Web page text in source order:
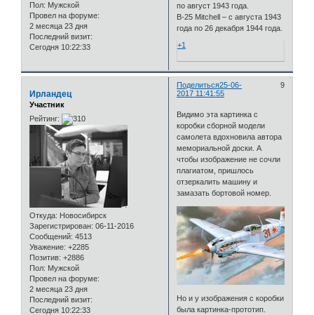
Пол: Мужской
Провел на форуме:
2 месяца 23 дня
Последний визит:
Сегодня 10:22:33
по август 1943 года.
B-25 Mitchell – с августа 1943
года по 26 декабря 1944 года.
+1
Поделиться 9
25-06-
2017 11:41:55
Ирландец
Участник
Рейтинг:
Откуда: Новосибирск
Зарегистрирован: 06-11-2016
Сообщений: 4513
Уважение: +2285
Позитив: +2886
Пол: Мужской
Провел на форуме:
2 месяца 23 дня
Последний визит:
Сегодня 10:22:33
Видимо эта картинка с
коробки сборной модели
самолета вдохновила автора
мемориальной доски. А
чтобы изображение не сочли
плагиатом, пришлось
отзеркалить машину и
замазать бортовой номер.
Но и у изображения с коробки
была картинка-прототип.